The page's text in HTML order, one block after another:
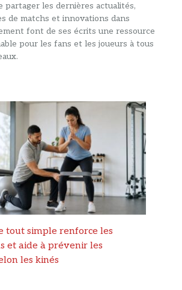
partager les dernières actualités,
de matchs et innovations dans
font de ses écrits une ressource
pour les fans et les joueurs à tous
tout simple renforce les
et aide à prévenir les
les kinés